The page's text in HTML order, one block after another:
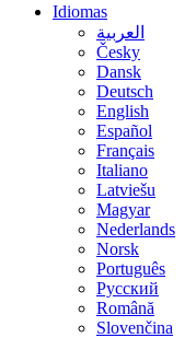
Idiomas
العربية
Česky
Dansk
Deutsch
English
Español
Français
Italiano
Latviešu
Magyar
Nederlands
Norsk
Português
Русский
Română
Slovenčina